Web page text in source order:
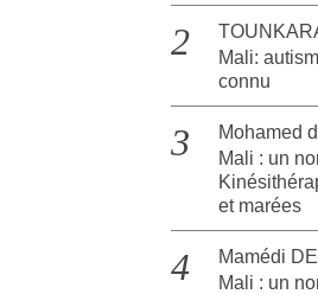
Mali:
connu
Mohamed
Mali : un
et marées
Mamédi
Mali : un